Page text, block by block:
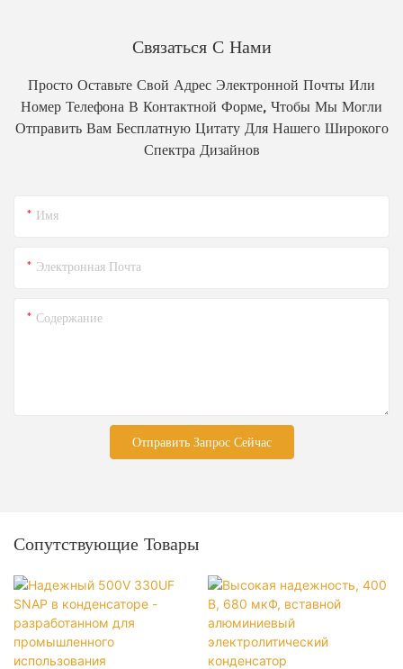
Связаться С Нами
Просто Оставьте Свой Адрес Электронной Почты Или
Номер Телефона В Контактной Форме, Чтобы Мы Могли
Отправить Вам Бесплатную Цитату Для Нашего Широкого
Спектра Дизайнов
Имя
Электронная Почта
Содержание
Отправить Запрос Сейчас
Сопутствующие Товары